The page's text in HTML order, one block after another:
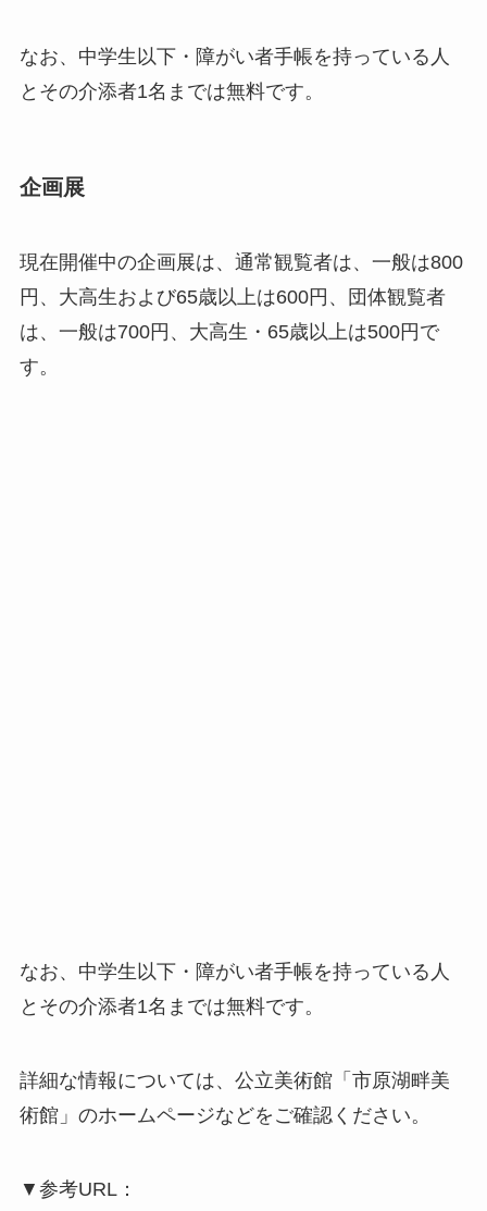
なお、中学生以下・障がい者手帳を持っている人
とその介添者1名までは無料です。
企画展
現在開催中の企画展は、通常観覧者は、一般は800
円、大高生および65歳以上は600円、団体観覧者
は、一般は700円、大高生・65歳以上は500円で
す。
なお、中学生以下・障がい者手帳を持っている人
とその介添者1名までは無料です。
詳細な情報については、公立美術館「市原湖畔美
術館」のホームページなどをご確認ください。
▼参考URL：